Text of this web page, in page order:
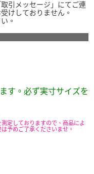
引メッセージ」にてご連
けしておりません。
。
す。必ず実寸サイズを
定しておりますので、商品によ
予めご了承くださいませ。